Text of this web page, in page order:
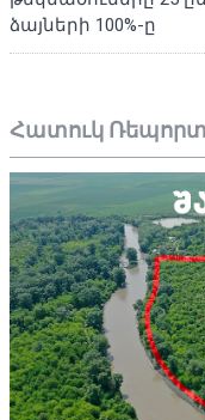
ձայների 100%-ը
Հատուկ